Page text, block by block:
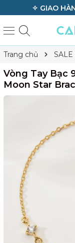
SẢN PHẨM ✧
Trang chủ
Vòng Tay Bạc
Moon Star